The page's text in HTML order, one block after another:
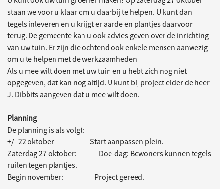
staan we voor u klaar om u daarbij te helpen. U kunt dan
tegels inleveren en u krijgt er aarde en plantjes daarvoor
terug. De gemeente kan u ook advies geven over de inrichting
van uw tuin. Er zijn die ochtend ook enkele mensen aanwezig
om u te helpen met de werkzaamheden.
Als u mee wilt doen met uw tuin en u hebt zich nog niet
opgegeven, dat kan nog altijd. U kunt bij projectleider de heer
J. Dibbits aangeven dat u mee wilt doen.
Planning
De planning is als volgt:
+/- 22 oktober: Start aanpassen plein.
Zaterdag 27 oktober: Doe-dag: Bewoners kunnen tegels
ruilen tegen plantjes.
Begin november: Project gereed.